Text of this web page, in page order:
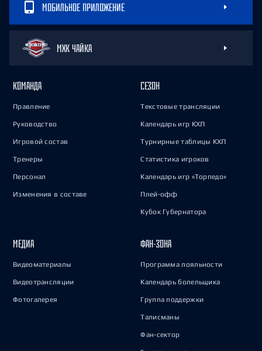
МОБИЛЬНОЕ ПРИЛОЖЕНИЕ
МХК ЧАЙКА
КОМАНДА
Правление
Руководство
Игровой состав
Тренеры
Персонал
Изменения в составе
СЕЗОН
Текстовые трансляции
Календарь игр КХЛ
Турнирные таблицы КХЛ
Статистика игроков
Календарь игр «Торпедо»
Плей-офф
Кубок Губернатора
МЕДИА
Видеоматериалы
Видеотрансляции
Фотогалерея
ФАН-ЗОНА
Программа лояльности
Календарь болельщика
Группа поддержки
Талисманы
Фан-сектор